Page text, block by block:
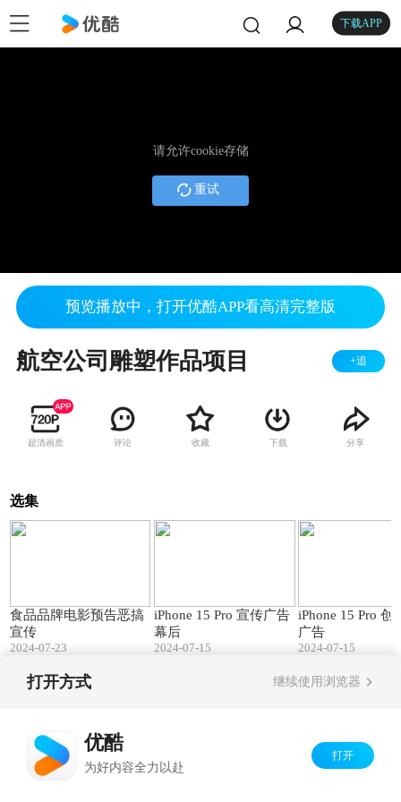
下载APP
请允许cookie存储
重试
预览播放中，打开优酷APP看高清完整版
航空公司雕塑作品项目 +追
超清画质 评论 收藏 下载 分享
选集
食品品牌电影预告恶搞
宣传
2024-07-23
iPhone 15 Pro 宣传广告
幕后
2024-07-15
iPhone 15 Pro 创意宣传
广告
2024-07-15
打开方式 继续使用浏览器
优酷
为好内容全力以赴
打开